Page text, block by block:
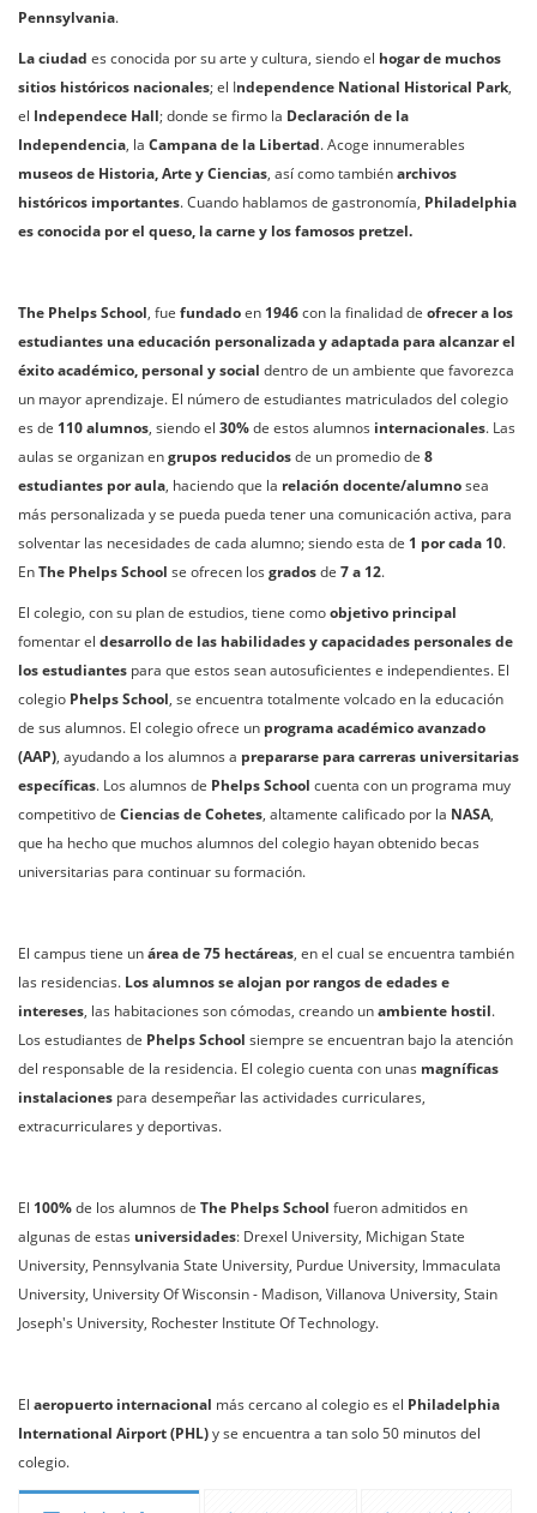
Pennsylvania.
La ciudad es conocida por su arte y cultura, siendo el hogar de muchos
sitios históricos nacionales; el Independence National Historical Park,
el Independece Hall; donde se firmo la Declaración de la
Independencia, la Campana de la Libertad. Acoge innumerables
museos de Historia, Arte y Ciencias, así como tambiénarchivos
históricos importantes. Cuando hablamos de gastronomía, Philadelphia
es conocida por el queso, la carne y los famosos pretzel.
The Phelps School, fue fundadoen 1946con la finalidad de ofrecer a los
estudiantes una educación personalizada y adaptada para alcanzar el
éxito académico, personal y social dentro de un ambiente que favorezca
un mayor aprendizaje. El número de estudiantes matriculados del colegio
es de 110 alumnos, siendo el 30%de estos alumnos internacionales. Las
aulas se organizan engrupos reducidosde un promedio de 8
estudiantes por aula, haciendo que la relación docente/alumnosea
más personalizada y se pueda pueda tener una comunicación activa, para
solventar las necesidades de cada alumno; siendo esta de 1 por cada 10.
EnThe Phelps School se ofrecen los gradosde 7 a 12.
El colegio, con su plan de estudios, tiene comoobjetivo principal
fomentar el desarrollo de las habilidades y capacidades personales de
los estudiantes para que estos sean autosuficientes e independientes. El
colegio Phelps School, se encuentra totalmente volcado en la educación
de sus alumnos. El colegio ofrece un programa académico avanzado
(AAP), ayudando a los alumnos a prepararse para carreras universitarias
específicas. Los alumnos de Phelps School cuenta con un programa muy
competitivo de Ciencias de Cohetes, altamente calificado por la NASA,
que ha hecho que muchos alumnos del colegio hayan obtenido becas
universitarias para continuar su formación.
El campus tiene unárea de 75 hectáreas, en el cual se encuentra también
las residencias. Los alumnos se alojan por rangos de edades e
intereses, las habitaciones son cómodas, creando unambiente hostil.
Los estudiantes de Phelps School siempre se encuentran bajo la atención
del responsable de la residencia. El colegio cuenta con unas magníficas
instalaciones para desempeñar las actividades curriculares,
extracurriculares y deportivas.
El 100%de los alumnos de The Phelps School fueron admitidos en
algunas de estas universidades: Drexel University, Michigan State
University, Pennsylvania State University, Purdue University, Immaculata
University, University Of Wisconsin - Madison, Villanova University, Stain
Joseph's University, Rochester Institute Of Technology.
El aeropuerto internacional más cercano al colegio es el Philadelphia
International Airport (PHL)y se encuentra a tan solo 50 minutos del
colegio.